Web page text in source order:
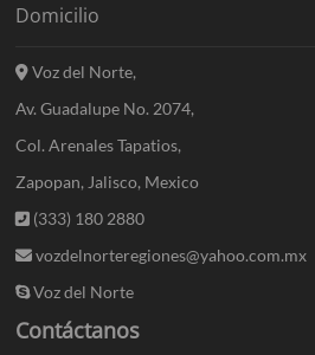
Domicilio
Voz del Norte,
Av. Guadalupe No. 2074,
Col. Arenales Tapatios,
Zapopan, Jalisco, Mexico
(333) 180 2880
vozdelnorteregiones@yahoo.com.mx
Voz del Norte
Contáctanos